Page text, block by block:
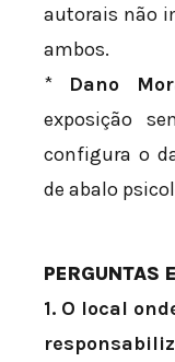
autorais não
ambos.
* Dano
exposição
configura o
de abalo
PERGUNTAS
1. O local